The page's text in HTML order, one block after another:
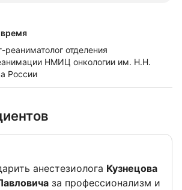
реаниматолог отделения
НМИЦ онкологии им. Н.Н.
России
анестезиолога Кузнецова
за профессионализм и